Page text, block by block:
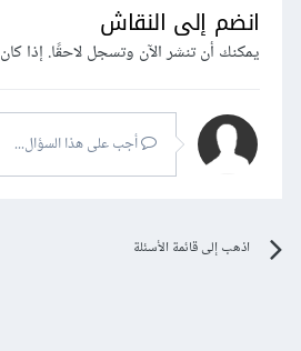
انضم إلى النقاش
يمكنك أن تنشر الآن وتسجل لاحقًا. إذا
أجب على هذا السؤال...
اذهب إلى قائمة الأسئلة